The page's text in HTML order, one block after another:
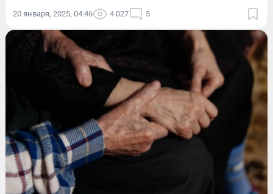
20 января, 2025, 04:46 4 027 5